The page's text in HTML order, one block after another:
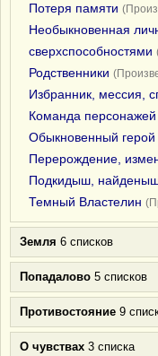
Потеря памяти
Необыкновенная
сверхспособностями
Родственники
Избранник, мессия,
Команда персонажей
Обыкновенный герой
Перерождение,
Подкидыш,
Темный Властелин
Земля 6 списков
Попадалово 5 списков
Противостояние 9
О чувствах 3 списка